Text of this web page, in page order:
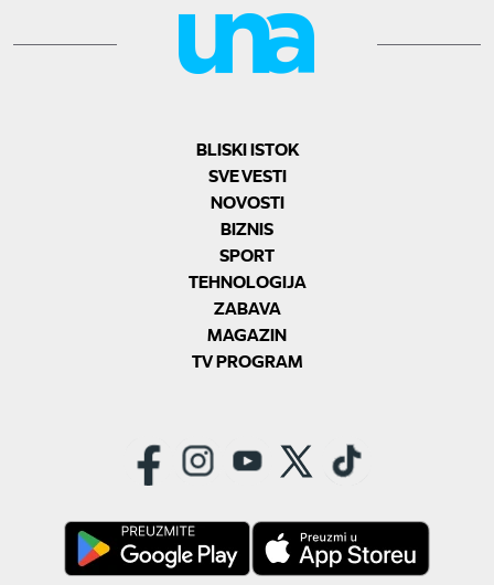
BLISKI ISTOK
SVE VESTI
NOVOSTI
BIZNIS
SPORT
TEHNOLOGIJA
ZABAVA
MAGAZIN
TV PROGRAM